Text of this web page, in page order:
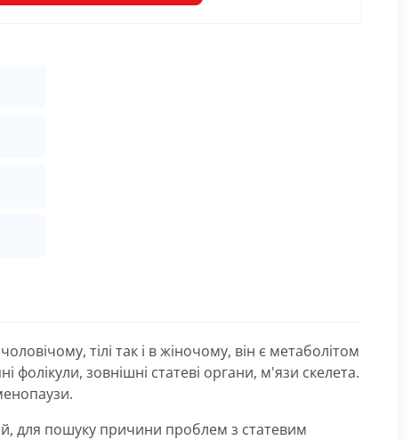
тілі так і в жіночому, він є метаболітом
фолікули, зовнішні статеві органи, м'язи скелета.
для пошуку причини проблем з статевим